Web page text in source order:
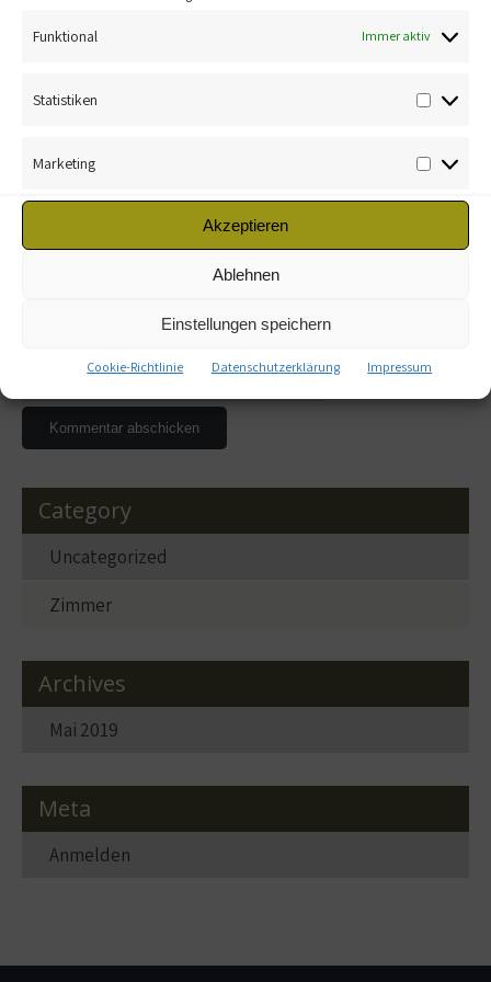
Funktional Immer aktiv
Statistiken
Marketing
Akzeptieren
Ablehnen
Einstellungen speichern
Cookie-Richtlinie Datenschutzerklärung Impressum
Kommentar
Category
Uncategorized
Zimmer
Archives
Mai 2019
Meta
Anmelden